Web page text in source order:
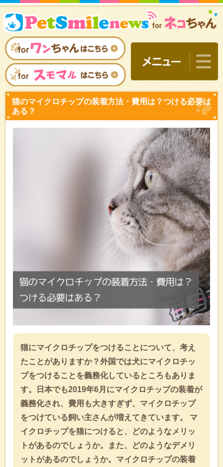
猫のマイクロチップの装
猫にマイクロチップをつけることについて、考え
たことがありますか？外国では犬にマイクロチッ
プをつけることを義務化しているところもありま
す。日本でも2019年6月にマイクロチップの装着が
義務化され、費用も大きすぎず、マイクロチップ
をつけている飼い主さんが増えてきています。 マ
イクロチップを猫につけると、どのようなメリッ
トがあるのでしょうか。また、どのようなデメリ
ットがあるのでしょうか。マイクロチップの装着